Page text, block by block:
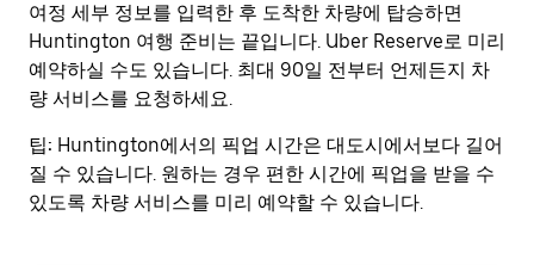
여정 세부 정보를 입력한 후 도착한 차량에 탑승하면
Huntington 여행 준비는 끝입니다. Uber Reserve로 미리
예약하실 수도 있습니다. 최대 90일 전부터 언제든지 차
량 서비스를 요청하세요.
팁: Huntington에서의 픽업 시간은 대도시에서보다 길어
질 수 있습니다. 원하는 경우 편한 시간에 픽업을 받을 수
있도록 차량 서비스를 미리 예약할 수 있습니다.